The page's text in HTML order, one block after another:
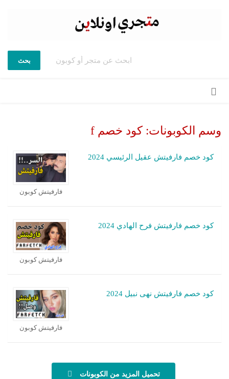
بحث
وسم الكوبونات: كود خصم f
فارفيتش كوبون
كود خصم فارفيتش عقيل الرئيسي 2024
فارفيتش كوبون
كود خصم فارفيتش فرح الهادي 2024
فارفيتش كوبون
كود خصم فارفيتش نهى نبيل 2024
تحميل المزيد من الكوبونات